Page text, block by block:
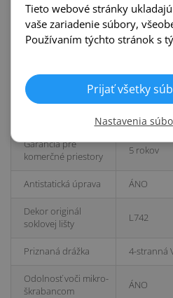
Dekor/drevina Dub
Odporúčaná
podložka
podložky
HDF+
Garancia pre
komerčné priestory
5 rokov
Antistatická úprava ÁNO
Dekor originál
soklovej lišty
L742
Priznaná drážka 4-stranná
Odolnosť voči mikro-
škrabancom
ÁNO
Tieto webové stránky
vaše zariadenie súbory,
Používaním týchto stránok s
Prijať všetky
Nastavenia